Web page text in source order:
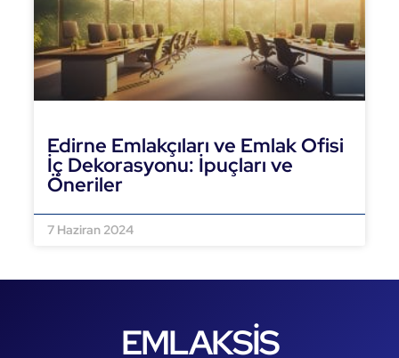
Edirne Emlakçıları ve Emlak Ofisi
İç Dekorasyonu: İpuçları ve
Öneriler
7 Haziran 2024
EMLAKSİS